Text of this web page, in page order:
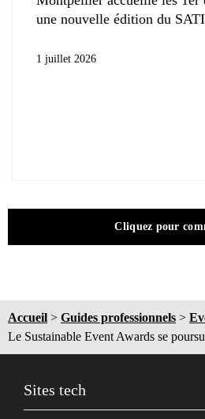
une nouvelle édition du
1 juillet 2026
Cliquez pour
Accueil > Guides professionnels >
Le Sustainable Event Awards se
Sites tech